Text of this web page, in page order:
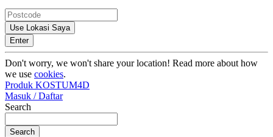
Use Lokasi Saya
Enter
Don't worry, we won't share your location! Read more about how
we use cookies.
Produk KOSTUM4D
Masuk / Daftar
Search
Search